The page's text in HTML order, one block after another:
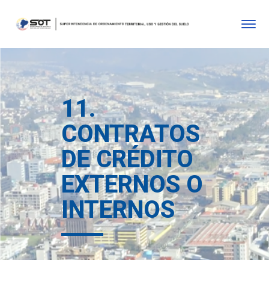
11.
CONTRATOS
DE CRÉDITO
EXTERNOS O
INTERNOS